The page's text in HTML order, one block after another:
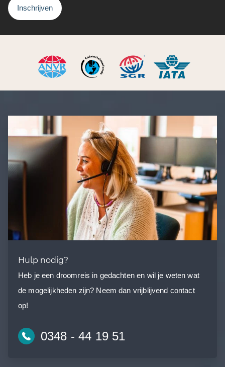
Inschrijven
Hulp nodig?
Heb je een droomreis in gedachten en wil je weten wat
de mogelijkheden zijn? Neem dan vrijblijvend contact
op!
0348 - 44 19 51